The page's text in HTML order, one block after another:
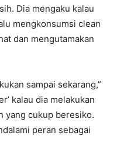
Dia mengaku kalau
mengkonsumsi clean
dan mengutamakan
sampai sekarang,”
kalau dia melakukan
yang cukup beresiko.
peran sebagai